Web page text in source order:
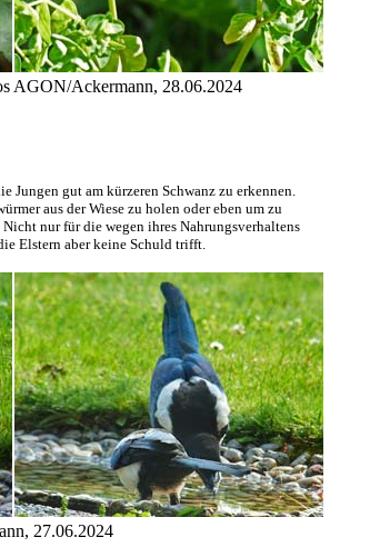
AGON/Ackermann, 28.06.2024
Jungen gut am kürzeren Schwanz zu erkennen.
aus der Wiese zu holen oder eben um zu
nur für die wegen ihres Nahrungsverhaltens
Elstern aber keine Schuld trifft.
27.06.2024